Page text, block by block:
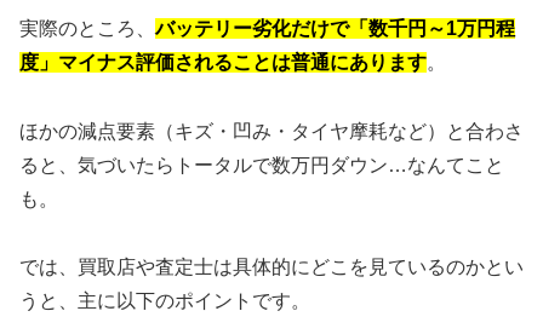
実際のところ、バッテリー劣化だけで「数千円～1万円程
度」マイナス評価されることは普通にあります。
ほかの減点要素（キズ・凹み・タイヤ摩耗など）と合わさ
ると、気づいたらトータルで数万円ダウン…なんてこと
も。
では、買取店や査定士は具体的にどこを見ているのかとい
うと、主に以下のポイントです。